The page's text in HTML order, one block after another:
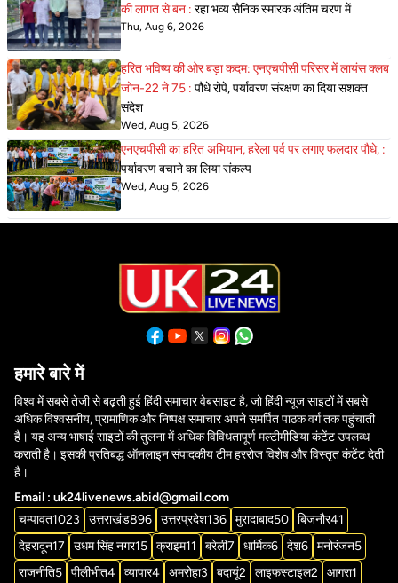
की लागत से बन : रहा भव्य सैनिक स्मारक अंतिम चरण में
Thu, Aug 6, 2026
हरित भविष्य की ओर बड़ा कदम: एनएचपीसी परिसर में लायंस क्लब
जोन-22 ने 75 : पौधे रोपे, पर्यावरण संरक्षण का दिया सशक्त
संदेश
Wed, Aug 5, 2026
एनएचपीसी का हरित अभियान, हरेला पर्व पर लगाए फलदार पौधे, :
पर्यावरण बचाने का लिया संकल्प
Wed, Aug 5, 2026
हमारे बारे में
विश्व में सबसे तेजी से बढ़ती हुई हिंदी समाचार वेबसाइट है, जो हिंदी न्यूज साइटों में सबसे
अधिक विश्वसनीय, प्रामाणिक और निष्पक्ष समाचार अपने समर्पित पाठक वर्ग तक पहुंचाती
है। यह अन्य भाषाई साइटों की तुलना में अधिक विविधतापूर्ण मल्टीमीडिया कंटेंट उपलब्ध
कराती है। इसकी प्रतिबद्ध ऑनलाइन संपादकीय टीम हररोज विशेष और विस्तृत कंटेंट देती
है।
Email : uk24livenews.abid@gmail.com
चम्पावत1023 उत्तराखंड896 उत्तरप्रदेश136 मुरादाबाद50 बिजनौर41
देहरादून17 उधम सिंह नगर15 क्राइम11 बरेली7 धार्मिक6 देश6 मनोरंजन5
राजनीति5 पीलीभीत4 व्यापार4 अमरोहा3 बदायूं2 लाइफस्टाइल2 आगरा1